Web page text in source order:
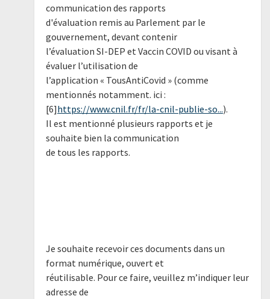
communication des rapports
d'évaluation remis au Parlement par le
gouvernement, devant contenir
l’évaluation SI-DEP et Vaccin COVID ou visant à
évaluer l’utilisation de
l’application « TousAntiCovid » (comme
mentionnés notamment. ici :
[6]https://www.cnil.fr/fr/la-cnil-publie-so...).
Il est mentionné plusieurs rapports et je
souhaite bien la communication
de tous les rapports.
Je souhaite recevoir ces documents dans un
format numérique, ouvert et
réutilisable. Pour ce faire, veuillez m’indiquer leur
adresse de